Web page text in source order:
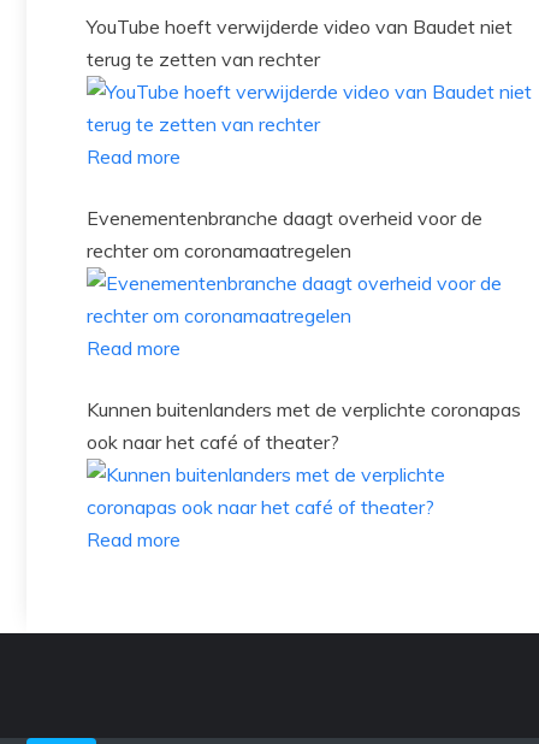
YouTube hoeft verwijderde video van Baudet niet
terug te zetten van rechter
Read more
Evenementenbranche daagt overheid voor de
rechter om coronamaatregelen
Read more
Kunnen buitenlanders met de verplichte coronapas
ook naar het café of theater?
Read more